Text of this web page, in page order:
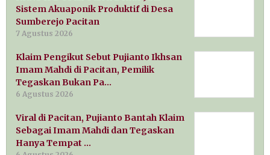
Sistem Akuaponik Produktif di Desa
Sumberejo Pacitan
7 Agustus 2026
Klaim Pengikut Sebut Pujianto Ikhsan
Imam Mahdi di Pacitan, Pemilik
Tegaskan Bukan Pa…
6 Agustus 2026
Viral di Pacitan, Pujianto Bantah Klaim
Sebagai Imam Mahdi dan Tegaskan
Hanya Tempat …